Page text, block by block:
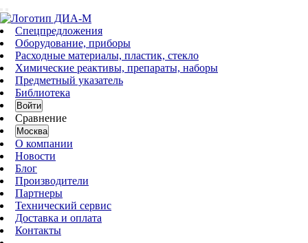
Спецпредложения
Оборудование, приборы
Расходные материалы, пластик, стекло
Химические реактивы, препараты, наборы
Предметный указатель
Библиотека
Войти
Сравнение
Москва
О компании
Новости
Блог
Производители
Партнеры
Технический сервис
Доставка и оплата
Контакты